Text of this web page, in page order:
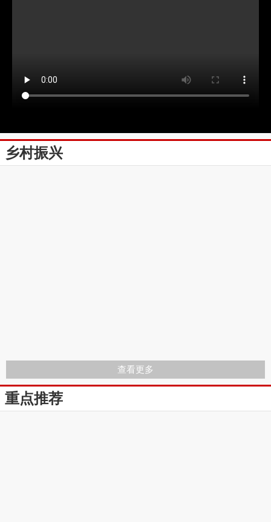
乡村振兴
查看更多
重点推荐